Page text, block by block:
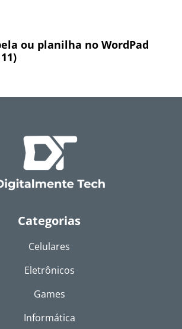
ou planilha no WordPad
Categorias
Celulares
Eletrônicos
Games
Informática